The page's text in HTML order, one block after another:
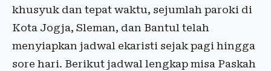
khusyuk dan tepat waktu, sejumlah paroki di
Kota Jogja, Sleman, dan Bantul telah
menyiapkan jadwal ekaristi sejak pagi hingga
sore hari. Berikut jadwal lengkap misa Paskah